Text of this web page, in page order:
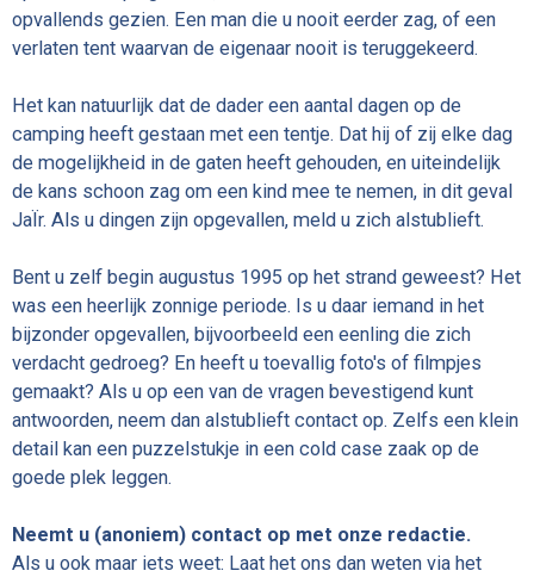
opvallends gezien. Een man die u nooit eerder zag, of een
verlaten tent waarvan de eigenaar nooit is teruggekeerd.
Het kan natuurlijk dat de dader een aantal dagen op de
camping heeft gestaan met een tentje. Dat hij of zij elke dag
de mogelijkheid in de gaten heeft gehouden, en uiteindelijk
de kans schoon zag om een kind mee te nemen, in dit geval
JaÏr. Als u dingen zijn opgevallen, meld u zich alstublieft.
Bent u zelf begin augustus 1995 op het strand geweest? Het
was een heerlijk zonnige periode. Is u daar iemand in het
bijzonder opgevallen, bijvoorbeeld een eenling die zich
verdacht gedroeg? En heeft u toevallig foto's of filmpjes
gemaakt? Als u op een van de vragen bevestigend kunt
antwoorden, neem dan alstublieft contact op. Zelfs een klein
detail kan een puzzelstukje in een cold case zaak op de
goede plek leggen.
Neemt u (anoniem) contact op met onze redactie.
Als u ook maar iets weet: Laat het ons dan weten via het